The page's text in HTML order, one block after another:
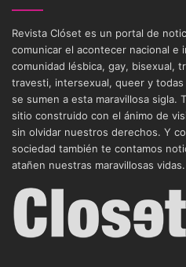
Revista Clóset es un portal de
comunicar el acontecer nacional e
comunidad lésbica, gay, bisexual,
travesti, intersexual, queer y
se sumen a esta maravillosa sigla.
sitio construido con el ánimo de
sin olvidar nuestros derechos. Y
sociedad también te contamos
atañen nuestras maravillosas vidas.